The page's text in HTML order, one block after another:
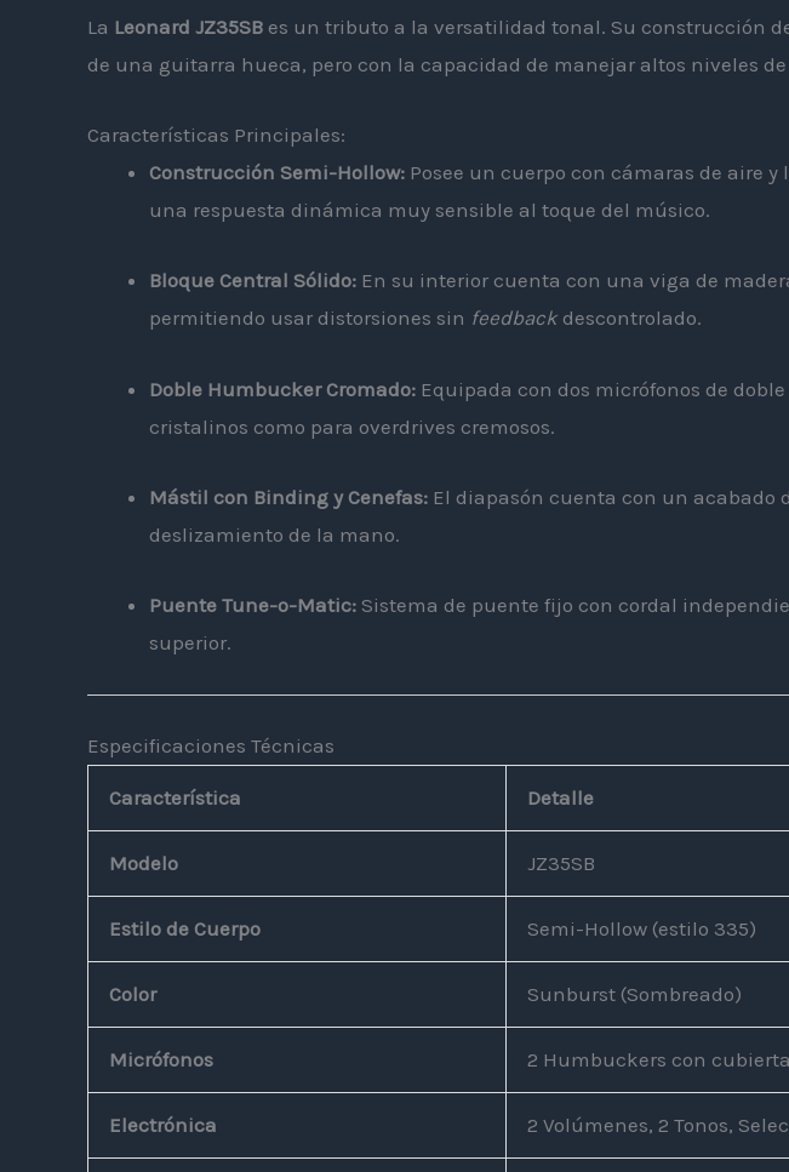
La Leonard JZ35SB es un tributo a la versatilidad tonal. Su construcción
de una guitarra hueca, pero con la capacidad de manejar altos niveles
Características Principales:
Construcción Semi-Hollow: Posee un cuerpo con cámaras de aire
una respuesta dinámica muy sensible al toque del músico.
Bloque Central Sólido: En su interior cuenta con una viga de
permitiendo usar distorsiones sin feedback descontrolado.
Doble Humbucker Cromado: Equipada con dos micrófonos de
cristalinos como para overdrives cremosos.
Mástil con Binding y Cenefas: El diapasón cuenta con un acabado
deslizamiento de la mano.
Puente Tune-o-Matic: Sistema de puente fijo con cordal
superior.
Especificaciones Técnicas
Característica Detalle
Modelo JZ35SB
Estilo de Cuerpo Semi-Hollow (estilo 335)
Color Sunburst (Sombreado)
Micrófonos 2 Humbuckers con
Electrónica 2 Volúmenes, 2 Tonos,